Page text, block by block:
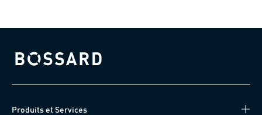
Bossard homepage
Produits et Services